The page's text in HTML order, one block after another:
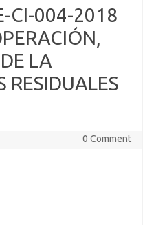
CI-004-2018
LA
RESIDUALES
0 Comment